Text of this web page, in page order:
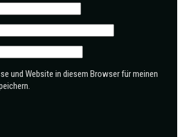
und Website in diesem Browser für meinen